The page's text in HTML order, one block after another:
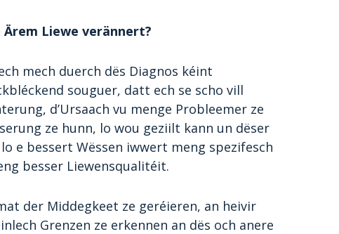
Ärem Liewe verännert?
mech duerch dës Diagnos kéint
souguer, datt ech se scho vill
d’Ursaach vu menge Probleemer ze
ze hunn, lo wou geziilt kann un dëser
e bessert Wëssen iwwert meng spezifesch
besser Liewensqualitéit.
der Middegkeet ze geréieren, an heivir
Grenzen ze erkennen an dës och anere